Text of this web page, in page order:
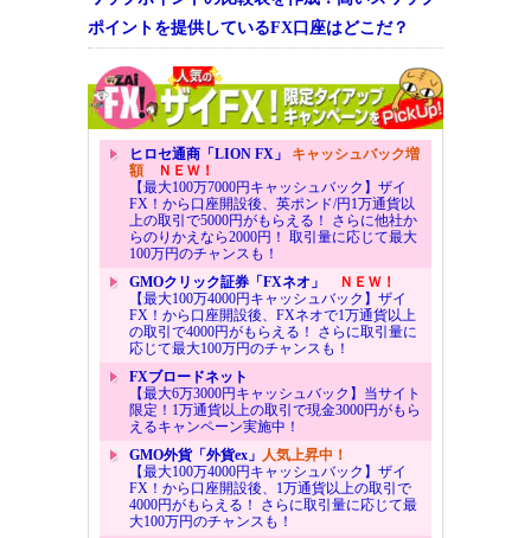
ポイントを提供しているFX口座はどこだ？
ヒロセ通商「LION FX」 キャッシュバック増
額ＮＥＷ！
【最大100万7000円キャッシュバック】ザイ
FX！から口座開設後、英ポンド/円1万通貨以
上の取引で5000円がもらえる！ さらに他社か
らのりかえなら2000円！ 取引量に応じて最大
100万円のチャンスも！
GMOクリック証券「FXネオ」
ＮＥＷ！
【最大100万4000円キャッシュバック】ザイ
FX！から口座開設後、FXネオで1万通貨以上
の取引で4000円がもらえる！ さらに取引量に
応じて最大100万円のチャンスも！
FXブロードネット
【最大6万3000円キャッシュバック】当サイト
限定！1万通貨以上の取引で現金3000円がもら
えるキャンペーン実施中！
GMO外貨「外貨ex」 人気上昇中！
【最大100万4000円キャッシュバック】ザイ
FX！から口座開設後、1万通貨以上の取引で
4000円がもらえる！ さらに取引量に応じて最
大100万円のチャンスも！